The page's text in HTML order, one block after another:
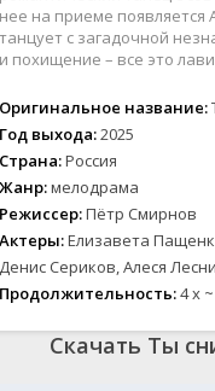
2023
2022
2020
Российские
СССР
Зарубежные
2023
2022
2020
нее на приеме появляется
танцует с загадочной
и похищение – все это
Оригинальное название:
Год выхода:2025
Страна:Россия
Жанр:мелодрама
Режиссер:Пётр Смирнов
Актеры:Елизавета
Денис Сериков, Алеся
Продолжительность:4 x
Скачать Ты